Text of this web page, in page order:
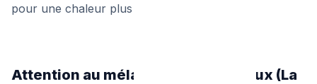
pour une chaleur plus homogène.
Attention au mélange des matériaux (La